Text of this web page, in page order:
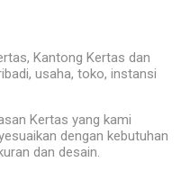
Kantong Kertas dan
usaha, toko, instansi
Kertas yang kami
dengan kebutuhan
dan desain.